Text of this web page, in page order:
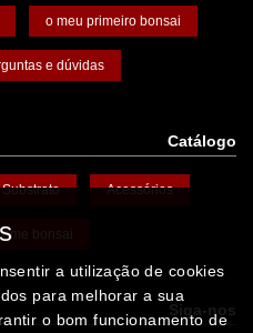
o meu primeiro bonsai
e dúvidas
Catálogo
Substrato Acessórios
bonsai
Siga-nos
a utilização de cookies
para melhorar a sua
o bom funcionamento de